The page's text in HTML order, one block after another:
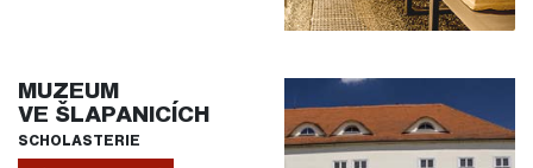
MUZEUM
VE ŠLAPANICÍCH
SCHOLASTERIE